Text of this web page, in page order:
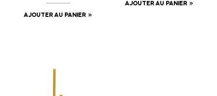
AJOUTER AU PANIER
AJOUTER AU PANIER